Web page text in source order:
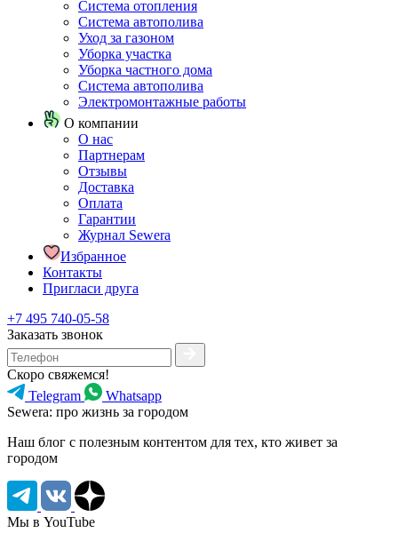
Система отопления
Система автополива
Уход за газоном
Уборка участка
Уборка частного дома
Система автополива
Электромонтажные работы
О компании
О нас
Партнерам
Отзывы
Доставка
Оплата
Гарантии
Журнал Sewera
Избранное
Контакты
Пригласи друга
+7 495 740-05-58
Заказать звонок
Скоро свяжемся!
Telegram
Whatsapp
Sewera: про жизнь за городом
Наш блог c полезным контентом для тех, кто живет за
городом
Мы в YouTube